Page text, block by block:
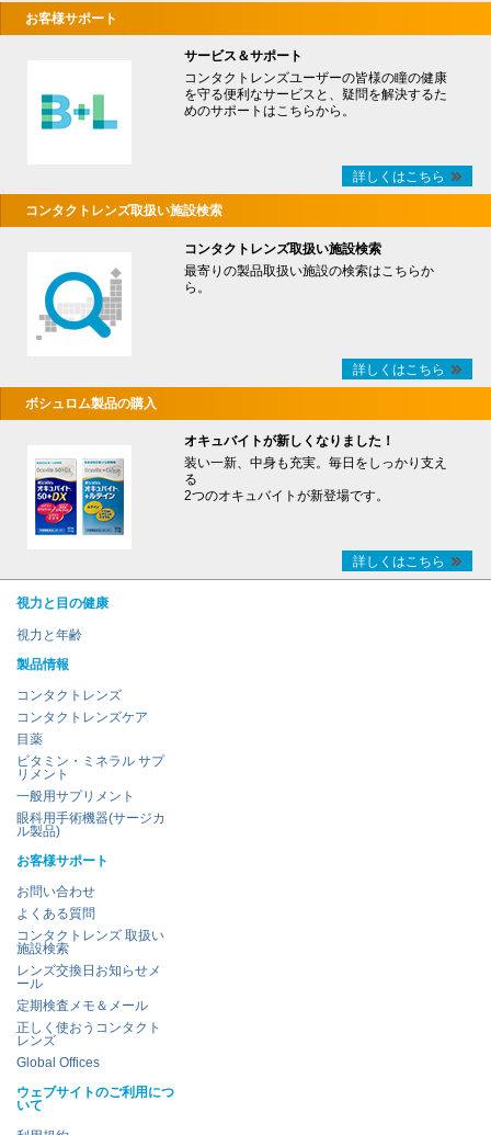
お客様サポート
サービス＆サポート
コンタクトレンズユーザーの皆様の瞳の健康
を守る便利なサービスと、疑問を解決するた
めのサポートはこちらから。
詳しくはこちら
コンタクトレンズ取扱い施設検索
コンタクトレンズ取扱い施設検索
最寄りの製品取扱い施設の検索はこちらか
ら。
詳しくはこちら
ボシュロム製品の購入
オキュバイトが新しくなりました！
装い一新、中身も充実。毎日をしっかり支え
る
2つのオキュバイトが新登場です。
詳しくはこちら
視力と目の健康
視力と年齢
製品情報
コンタクトレンズ
コンタクトレンズケア
目薬
ビタミン・ミネラル サプ
リメント
一般用サプリメント
眼科用手術機器(サージカ
ル製品)
お客様サポート
お問い合わせ
よくある質問
コンタクトレンズ 取扱い
施設検索
レンズ交換日お知らせメ
ール
定期検査メモ＆メール
正しく使おうコンタクト
レンズ
Global Offices
ウェブサイトのご利用につ
いて